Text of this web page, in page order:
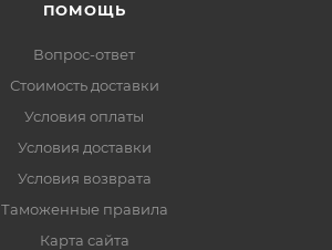
ПОМОЩЬ
Вопрос-ответ
Стоимость доставки
Условия оплаты
Условия доставки
Условия возврата
Таможенные правила
Карта сайта